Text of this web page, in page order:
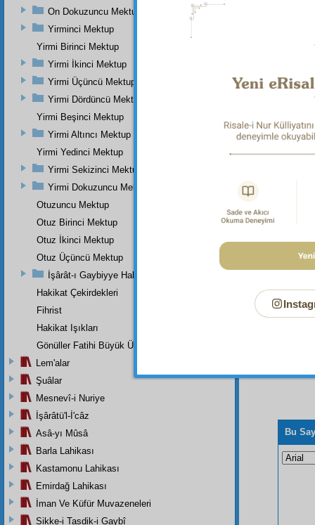
sana
İşte,
vakit
Bu
On Dokuzuncu Mektup
Yirminci Mektup
Yirmi Birinci Mektup
Yirmi İkinci Mektup
Yirmi Üçüncü Mektup
Yirmi Dördüncü Mektup
Yirmi Beşinci Mektup
Yirmi Altıncı Mektup
Yirmi Yedinci Mektup
Yirmi Sekizinci Mektup
Yirmi Dokuzuncu Mektup
Otuzuncu Mektup
Otuz Birinci Mektup
Otuz İkinci Mektup
Otuz Üçüncü Mektup
İşârât-ı Gaybiyye Hakkında Bir Takriz
Hakikat Çekirdekleri
Fihrist
Hakikat Işıkları
Gönüller Fatihi Büyük Üstada
Lem'alar
Şuâlar
Mesnevî-i Nuriye
İşârâtü'l-İ'câz
Asâ-yı Mûsâ
Barla Lahikası
Kastamonu Lahikası
Emirdağ Lahikası
İman Ve Küfür Muvazeneleri
Sikke-i Tasdik-i Gaybî